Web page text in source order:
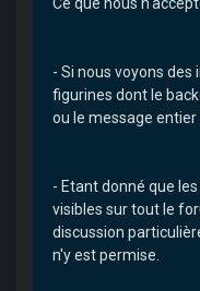
- Si nous voyons
figurines dont le
ou le message
- Etant donné que
visibles sur tout le
discussion
n'y est permise.